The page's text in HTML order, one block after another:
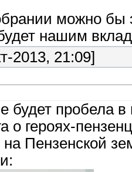
можно бы
нашим
2013, 21:09]
будет пробела
о героях-
Пензенской